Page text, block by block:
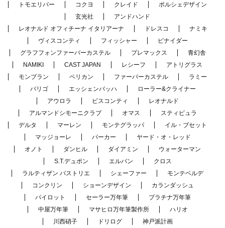
トモエリバー
コクヨ クレイド
ポルシェデザイン
玄光社
アンドハンド
レオナルド オフィチーナ イタリアーナ
ドレスコ
ナミキ
ヴィスコンティ
フィッシャー
ピナイダー
グラフフォンファーバーカステル
プレマックス
青幻舎
NAMIKI
CAST JAPAN レシーフ
アトリグラス
モンブラン
ペリカン ファーバーカステル
ラミー
バリゴ
エッシェンバッハ
ローラー&クライナー
アウロラ
ビスコンティ
レオナルド
アルマンドシモーニクラブ
オマス
スティピュラ
デルタ
マーレン モンテグラッパ
イル・ブセット
マッジョーレ
パーカー
ヤード・オ・レッド
オノト
ダンヒル ダイアミン
ウォーターマン
S.T.デュポン
エルバン
クロス
ラルティザン パストリエ
シェーファー
モンテベルデ
コンクリン
ショーンデザイン
カランダッシュ
パイロット
セーラー万年筆
プラチナ万年筆
中屋万年筆
マサヒロ万年筆製作所
ハリオ
川西硝子
ドリログ
神戸派計画